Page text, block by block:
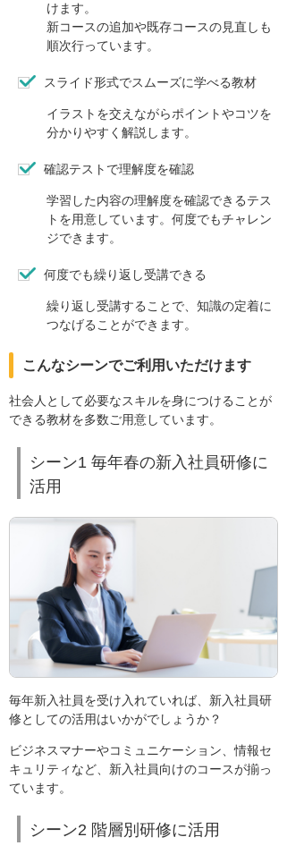
けます。
新コースの追加や既存コースの見直しも
順次行っています。
スライド形式でスムーズに学べる教材
イラストを交えながらポイントやコツを
分かりやすく解説します。
確認テストで理解度を確認
学習した内容の理解度を確認できるテス
トを用意しています。何度でもチャレン
ジできます。
何度でも繰り返し受講できる
繰り返し受講することで、知識の定着に
つなげることができます。
こんなシーンでご利用いただけます
社会人として必要なスキルを身につけることが
できる教材を多数ご用意しています。
シーン1 毎年春の新入社員研修に
活用
毎年新入社員を受け入れていれば、新入社員研
修としての活用はいかがでしょうか？
ビジネスマナーやコミュニケーション、情報セ
キュリティなど、新入社員向けのコースが揃っ
ています。
シーン2 階層別研修に活用